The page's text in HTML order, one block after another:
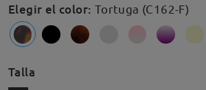
Elegir el color: Tortuga (C162-F)
Talla